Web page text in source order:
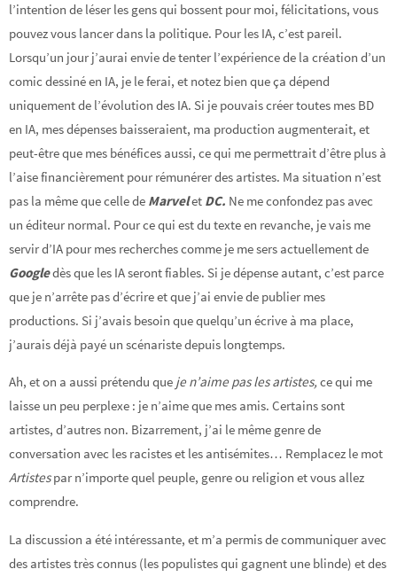
l’intention de léser les gens qui bossent pour moi, félicitations, vous
pouvez vous lancer dans la politique. Pour les IA, c’est pareil.
Lorsqu’un jour j’aurai envie de tenter l’expérience de la création d’un
comic dessiné en IA, je le ferai, et notez bien que ça dépend
uniquement de l’évolution des IA. Si je pouvais créer toutes mes BD
en IA, mes dépenses baisseraient, ma production augmenterait, et
peut-être que mes bénéfices aussi, ce qui me permettrait d’être plus à
l’aise financièrement pour rémunérer des artistes. Ma situation n’est
pas la même que celle de Marvelet DC. Ne me confondez pas avec
un éditeur normal. Pour ce qui est du texte en revanche, je vais me
servir d’IA pour mes recherches comme je me sers actuellement de
Googledès que les IA seront fiables. Si je dépense autant, c’est parce
que je n’arrête pas d’écrire et que j’ai envie de publier mes
productions. Si j’avais besoin que quelqu’un écrive à ma place,
j’aurais déjà payé un scénariste depuis longtemps.
Ah, et on a aussi prétendu que je n’aime pas les artistes, ce qui me
laisse un peu perplexe : je n’aime que mes amis. Certains sont
artistes, d’autres non. Bizarrement, j’ai le même genre de
conversation avec les racistes et les antisémites… Remplacez le mot
Artistespar n’importe quel peuple, genre ou religion et vous allez
comprendre.
La discussion a été intéressante, et m’a permis de communiquer avec
des artistes très connus (les populistes qui gagnent une blinde) et des